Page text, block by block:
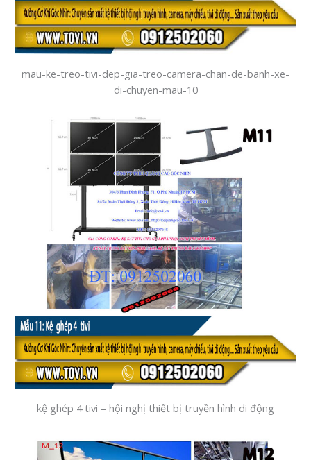
mau-ke-treo-tivi-dep-gia-treo-camera-chan-de-banh-xe-
di-chuyen-mau-10
kệ ghép 4 tivi – hội nghị thiết bị truyền hình di động